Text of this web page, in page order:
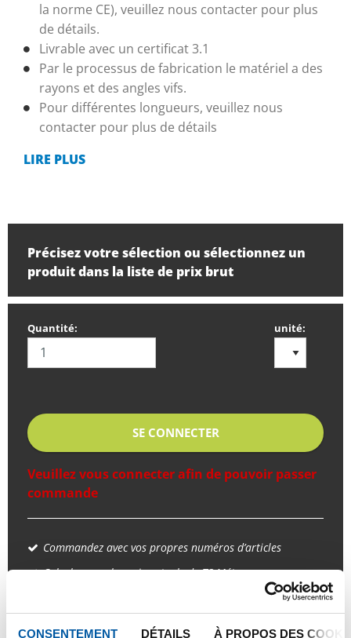
CONSENTEMENT DÉTAILS À PROPOS DES
la norme CE), veuillez nous contacter pour plus
de détails.
Livrable avec un certificat 3.1
Par le processus de fabrication le matériel a des
rayons et des angles vifs.
Pour différentes longueurs, veuillez nous
contacter pour plus de détails
LIRE PLUS
Précisez votre sélection ou sélectionnez un
produit dans la liste de prix brut
Quantité: unité:
SE CONNECTER
Veuillez vous connecter afin de pouvoir passer
commande
Commandez avec vos propres numéros d’articles
Calculez avec les prix actuels de TS Métaux